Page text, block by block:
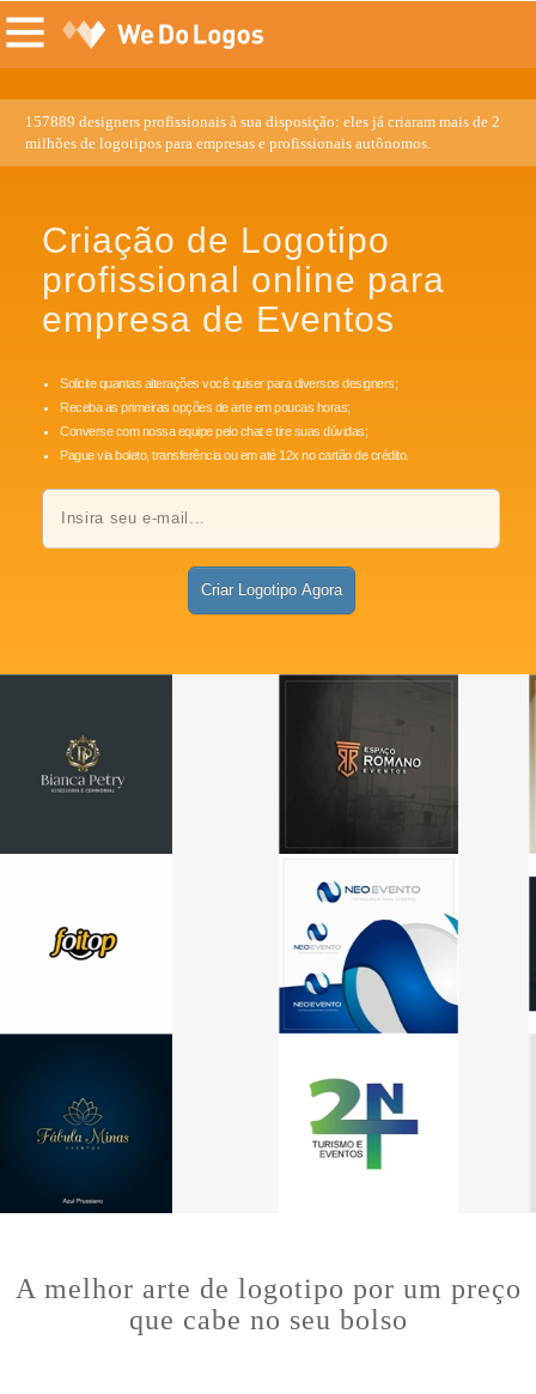
157889 designers profissionais à sua disposição: eles já criaram mais de 2
milhões de logotipos para empresas e profissionais autônomos.
Criação de Logotipo
profissional online para
empresa de Eventos
Solicite quantas alterações você quiser para diversos designers;
Receba as primeiras opções de arte em poucas horas;
Converse com nossa equipe pelo chat e tire suas dúvidas;
Pague via boleto, transferência ou em até 12x no cartão de crédito.
Criar Logotipo Agora
A melhor arte de logotipo por um preço
que cabe no seu bolso